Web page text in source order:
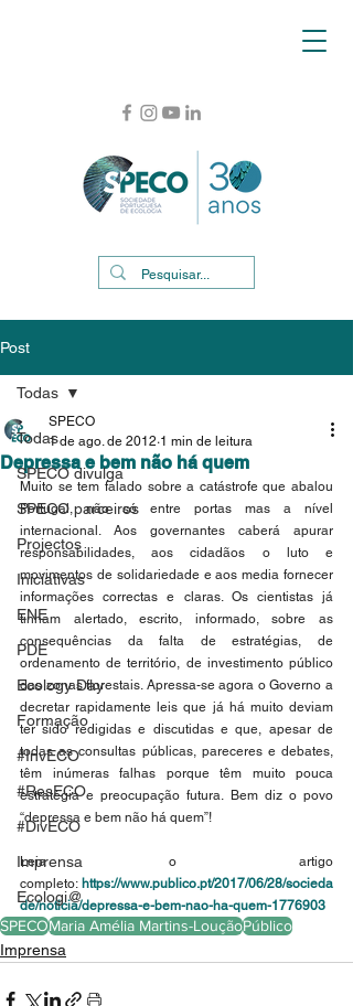
Post
Todas
SPECO divulga
SPECO parceiros
Projectos
Iniciativas
ENE
PDE
Ecology Day
Formação
#InvECO
#ResECO
#DivECO
Imprensa
Ecologi@
Todas
Depressa e bem não há quem
SPECO
1 de ago. de 2012 1 min de leitura
Muito se tem falado sobre a catástrofe que abalou
Portugal, não só entre portas mas a nível
internacional. Aos governantes caberá apurar
responsabilidades, aos cidadãos o luto e
movimentos de solidariedade e aos media fornecer
informações correctas e claras. Os cientistas já
tinham alertado, escrito, informado, sobre as
consequências da falta de estratégias, de
ordenamento de território, de investimento público
das zonas florestais. Apressa-se agora o Governo a
decretar rapidamente leis que já há muito deviam
ter sido redigidas e discutidas e que, apesar de
todas as consultas públicas, pareceres e debates,
têm inúmeras falhas porque têm muito pouca
estratégia e preocupação futura. Bem diz o povo
“depressa e bem não há quem”!
Leia o artigo
completo: https://www.publico.pt/2017/06/28/socieda
de/noticia/depressa-e-bem-nao-ha-quem-1776903
SPECOMaria Amélia Martins-LouçãoPúblico
Imprensa